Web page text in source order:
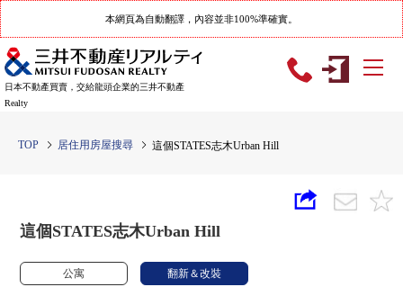
本網頁為自動翻譯，內容並非100%準確實。
日本不動產買賣，交給龍頭企業的三井不動產
Realty
TOP 居住用房屋搜尋 這個STATES志木Urban Hill
這個STATES志木Urban Hill
公寓 翻新＆改裝